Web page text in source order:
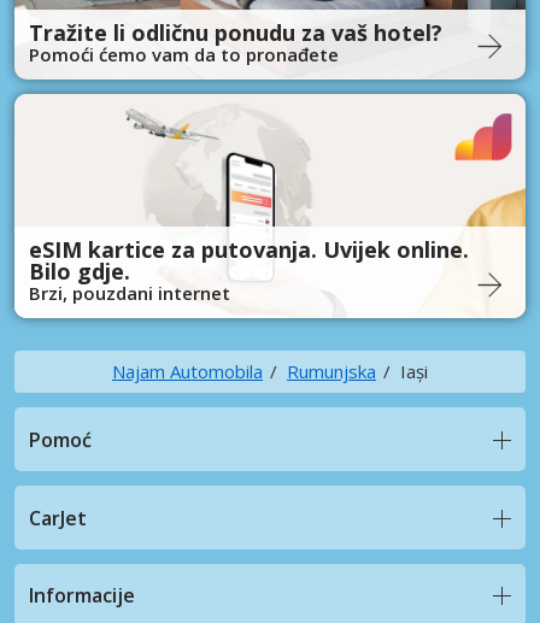
Tražite li odličnu ponudu za vaš hotel?
Pomoći ćemo vam da to pronađete
eSIM kartice za putovanja. Uvijek online.
Bilo gdje.
Brzi, pouzdani internet
Najam Automobila Rumunjska Iași
Pomoć
CarJet
Informacije